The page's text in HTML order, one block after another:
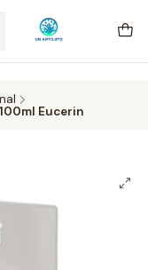
GRATIS mismo
desde CLP 39.900.
14 hrs.
Eucerin